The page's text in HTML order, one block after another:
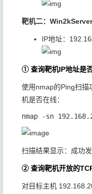
靶机二：Win2kServer
IP地址：
① 查询靶机IP地址是
使用nmap的Ping扫描
机是否在线：
扫描结果显示：成功
② 查询靶机开放的
对目标主机